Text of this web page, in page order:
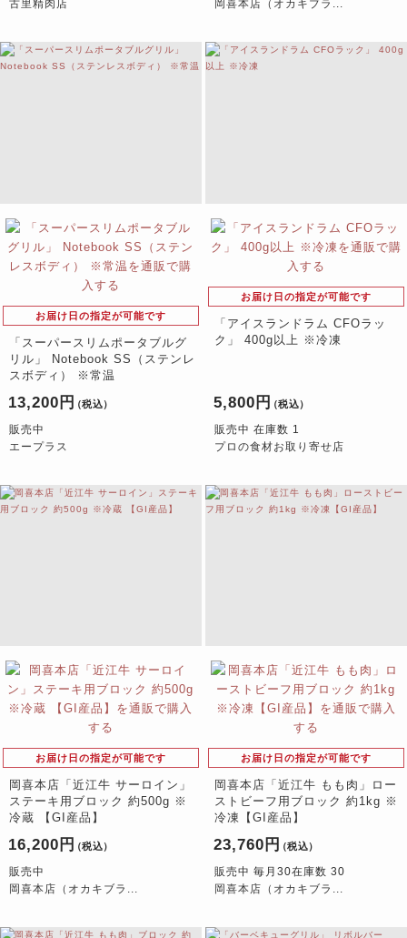
古里精肉店 岡喜本店（オカキブラ...
お届け日の指定が可能です
「スーパースリムポータブルグ
リル」 Notebook SS（ステンレ
スボディ） ※常温
13,200円 （税込）
販売中
エープラス
お届け日の指定が可能です
「アイスランドラム CFOラッ
ク」 400g以上 ※冷凍
5,800円 （税込）
販売中 在庫数 1
プロの食材お取り寄せ店
お届け日の指定が可能です
岡喜本店「近江牛 サーロイン」
ステーキ用ブロック 約500g ※
冷蔵 【GI産品】
16,200円 （税込）
販売中
岡喜本店（オカキブラ...
お届け日の指定が可能です
岡喜本店「近江牛 もも肉」ロー
ストビーフ用ブロック 約1kg ※
冷凍【GI産品】
23,760円 （税込）
販売中 毎月30在庫数 30
岡喜本店（オカキブラ...